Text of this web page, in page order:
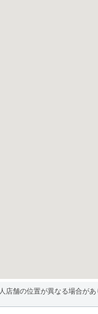
舗の位置が異なる場合が